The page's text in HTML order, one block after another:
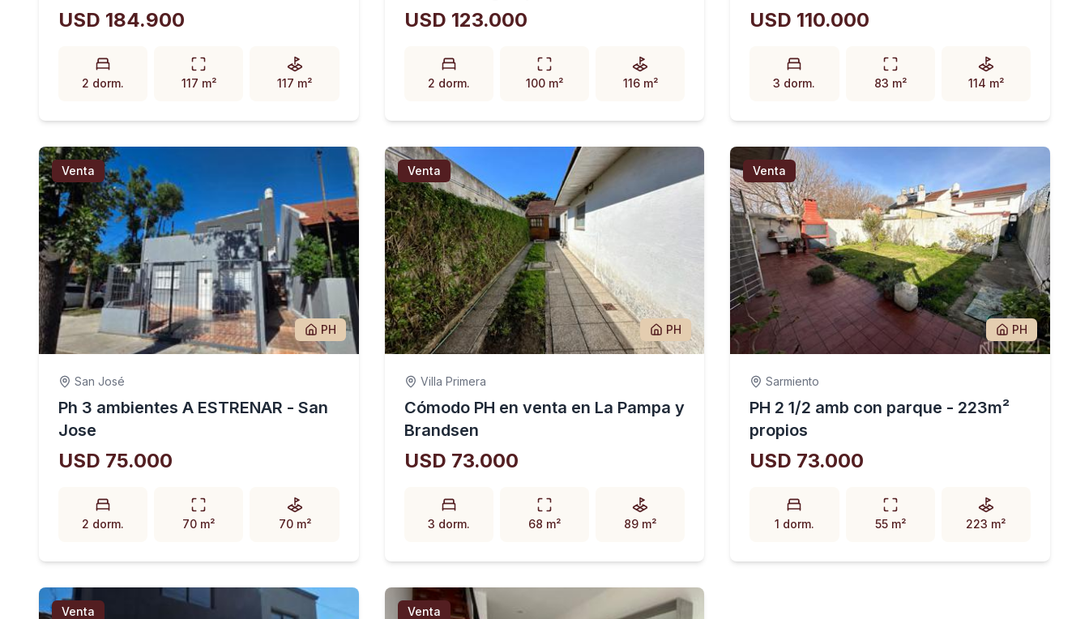
USD 184.900
2 dorm. 117 m² 117 m²
USD 123.000
2 dorm. 100 m² 116 m²
USD 110.000
3 dorm. 83 m² 114 m²
Venta
PH
San José
Ph 3 ambientes A ESTRENAR - San
Jose
USD 75.000
2 dorm. 70 m² 70 m²
Venta
PH
Villa Primera
Cómodo PH en venta en La Pampa y
Brandsen
USD 73.000
3 dorm. 68 m² 89 m²
Venta
PH
Sarmiento
PH 2 1/2 amb con parque - 223m²
propios
USD 73.000
1 dorm. 55 m² 223 m²
Venta Venta